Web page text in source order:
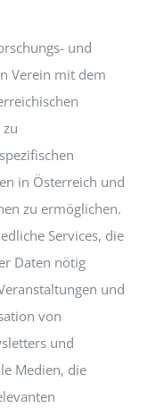
und
Verein mit dem
in Österreich und
zu ermöglichen.
Services, die
Daten nötig
und
von
und
Medien, die